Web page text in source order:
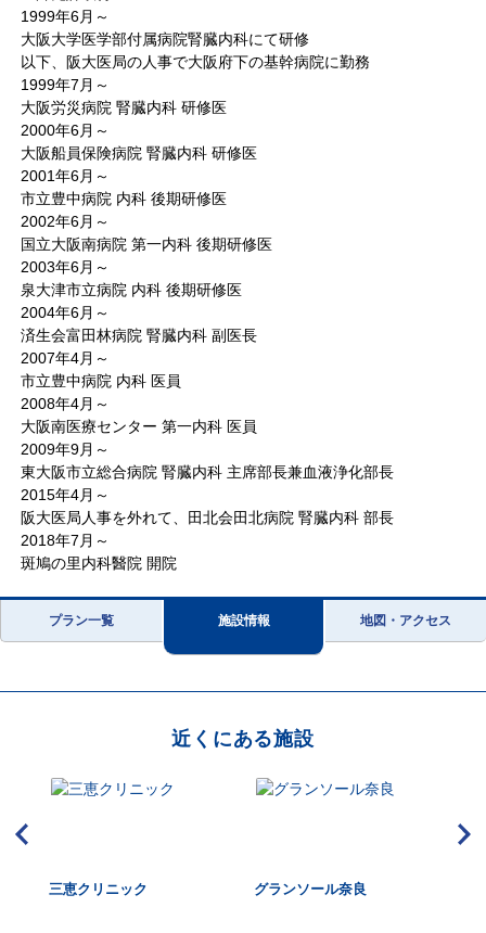
1999年6月～
大阪大学医学部付属病院腎臓内科にて研修
以下、阪大医局の人事で大阪府下の基幹病院に勤務
1999年7月～
大阪労災病院 腎臓内科 研修医
2000年6月～
大阪船員保険病院 腎臓内科 研修医
2001年6月～
市立豊中病院 内科 後期研修医
2002年6月～
国立大阪南病院 第一内科 後期研修医
2003年6月～
泉大津市立病院 内科 後期研修医
2004年6月～
済生会富田林病院 腎臓内科 副医長
2007年4月～
市立豊中病院 内科 医員
2008年4月～
大阪南医療センター 第一内科 医員
2009年9月～
東大阪市立総合病院 腎臓内科 主席部長兼血液浄化部長
2015年4月～
阪大医局人事を外れて、田北会田北病院 腎臓内科 部長
2018年7月～
斑鳩の里内科醫院 開院
プラン一覧 施設情報 地図・アクセス
近くにある施設
三恵クリニック グランソール奈良